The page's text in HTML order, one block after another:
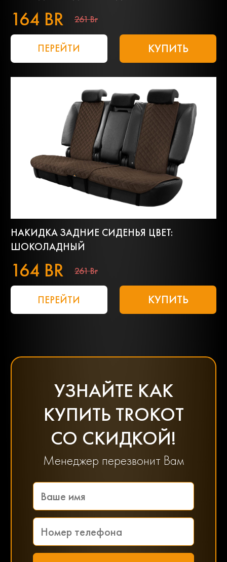
164 BR 261 Br
ПЕРЕЙТИ КУПИТЬ
НАКИДКА ЗАДНИЕ СИДЕНЬЯ ЦВЕТ:
ШОКОЛАДНЫЙ
164 BR 261 Br
ПЕРЕЙТИ КУПИТЬ
УЗНАЙТЕ КАК
КУПИТЬ TROKOT
СО СКИДКОЙ!
Менеджер перезвонит Вам